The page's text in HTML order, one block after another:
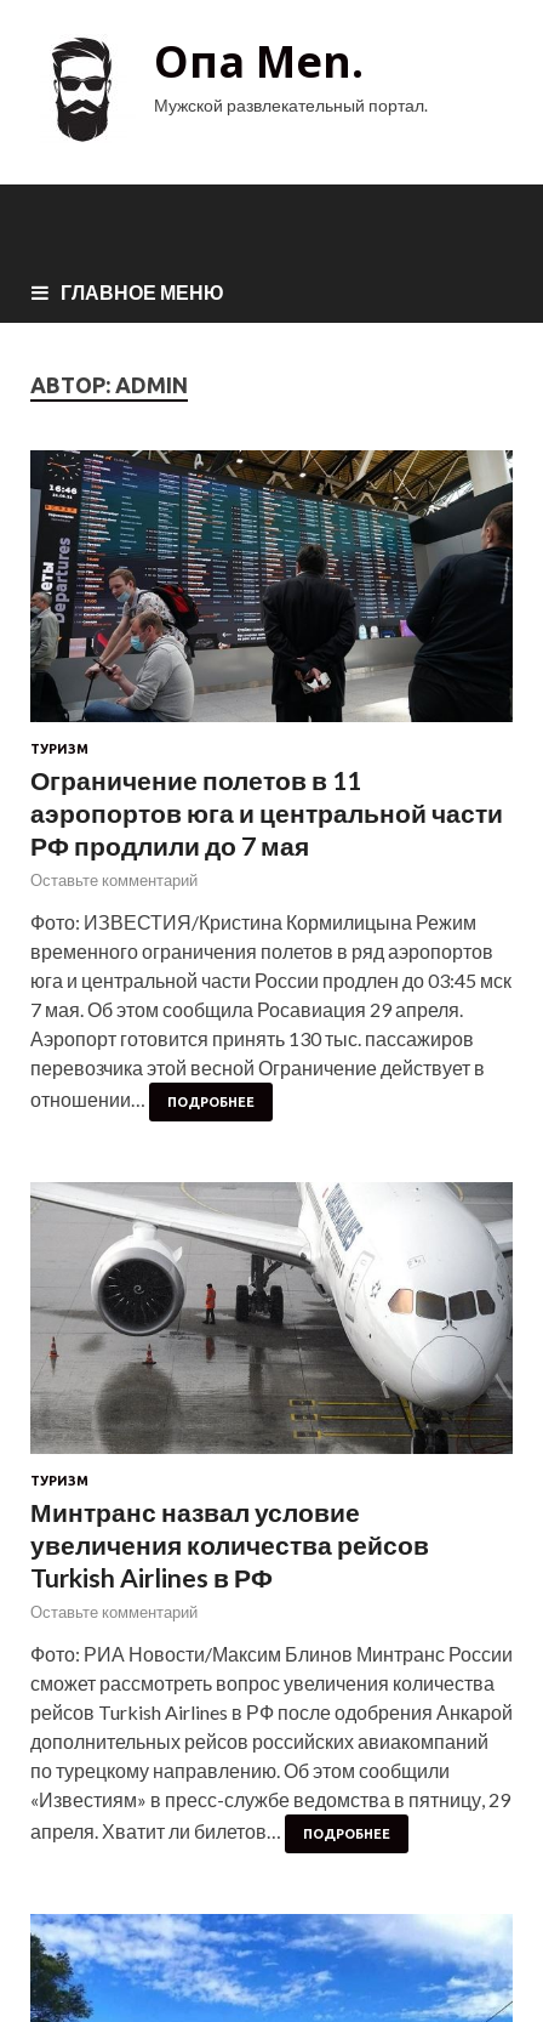
Опа Men.
Мужской развлекательный портал.
ГЛАВНОЕ МЕНЮ
АВТОР: ADMIN
ТУРИЗМ
Ограничение полетов в 11
аэропортов юга и центральной части
РФ продлили до 7 мая
Оставьте комментарий
Фото: ИЗВЕСТИЯ/Кристина Кормилицына Режим
временного ограничения полетов в ряд аэропортов
юга и центральной части России продлен до 03:45 мск
7 мая. Об этом сообщила Росавиация 29 апреля.
Аэропорт готовится принять 130 тыс. пассажиров
перевозчика этой весной Ограничение действует в
отношении…
ПОДРОБНЕЕ
ТУРИЗМ
Минтранс назвал условие
увеличения количества рейсов
Turkish Airlines в РФ
Оставьте комментарий
Фото: РИА Новости/Максим Блинов Минтранс России
сможет рассмотреть вопрос увеличения количества
рейсов Turkish Airlines в РФ после одобрения Анкарой
дополнительных рейсов российских авиакомпаний
по турецкому направлению. Об этом сообщили
«Известиям» в пресс-службе ведомства в пятницу, 29
апреля. Хватит ли билетов…
ПОДРОБНЕЕ